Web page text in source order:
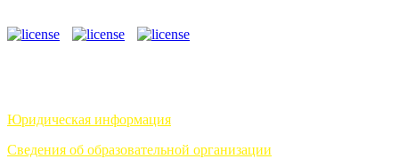
Юридическая информация
Сведения об образовательной организации